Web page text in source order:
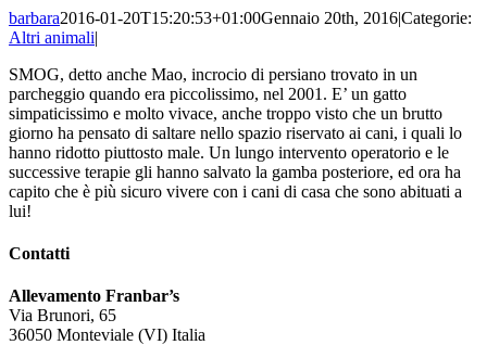
barbara2016-01-20T15:20:53+01:00Gennaio 20th, 2016|Categorie:
Altri animali|
SMOG, detto anche Mao, incrocio di persiano trovato in un
parcheggio quando era piccolissimo, nel 2001. E’ un gatto
simpaticissimo e molto vivace, anche troppo visto che un brutto
giorno ha pensato di saltare nello spazio riservato ai cani, i quali lo
hanno ridotto piuttosto male. Un lungo intervento operatorio e le
successive terapie gli hanno salvato la gamba posteriore, ed ora ha
capito che è più sicuro vivere con i cani di casa che sono abituati a
lui!
Contatti
Allevamento Franbar’s
Via Brunori, 65
36050 Monteviale (VI) Italia